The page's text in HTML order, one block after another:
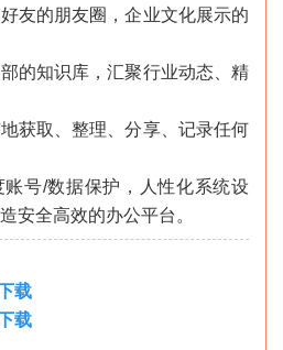
的朋友圈，企业文化展示的
知识库，汇聚行业动态、精
取、整理、分享、记录任何
号/数据保护，人性化系统设
安全高效的办公平台。
载
载